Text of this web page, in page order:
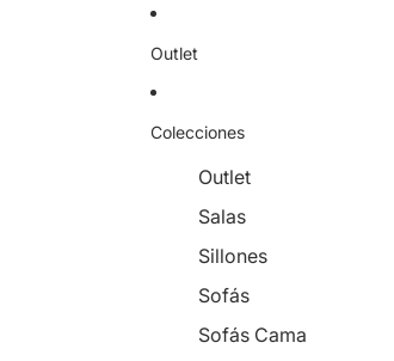
Outlet
Colecciones
Outlet
Salas
Sillones
Sofás
Sofás Cama